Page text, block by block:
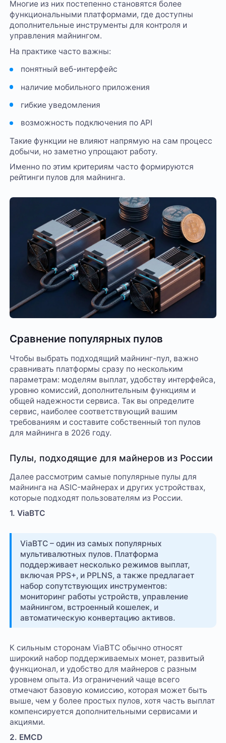
Многие из них постепенно становятся более
функциональными платформами, где доступны
дополнительные инструменты для контроля и
управления майнингом.
На практике часто важны:
понятный веб-интерфейс
наличие мобильного приложения
гибкие уведомления
возможность подключения по API
Такие функции не влияют напрямую на сам процесс
добычи, но заметно упрощают работу.
Именно по этим критериям часто формируются
рейтинги пулов для майнинга.
Сравнение популярных пулов
Чтобы выбрать подходящий майнинг-пул, важно
сравнивать платформы сразу по нескольким
параметрам: моделям выплат, удобству интерфейса,
уровню комиссий, дополнительным функциям и
общей надежности сервиса. Так вы определите
сервис, наиболее соответствующий вашим
требованиям и составите собственный топ пулов
для майнинга в 2026 году.
Пулы, подходящие для майнеров из России
Далее рассмотрим самые популярные пулы для
майнинга на ASIC-майнерах и других устройствах,
которые подходят пользователям из России.
1. ViaBTC
ViaBTC – один из самых популярных
мультивалютных пулов. Платформа
поддерживает несколько режимов выплат,
включая PPS+, и PPLNS, а также предлагает
набор сопутствующих инструментов:
мониторинг работы устройств, управление
майнингом, встроенный кошелек, и
автоматическую конвертацию активов.
К сильным сторонам ViaBTC обычно относят
широкий набор поддерживаемых монет, развитый
функционал, и удобство для майнеров с разным
уровнем опыта. Из ограничений чаще всего
отмечают базовую комиссию, которая может быть
выше, чем у более простых пулов, хотя часть выплат
компенсируется дополнительными сервисами и
акциями.
2. EMCD